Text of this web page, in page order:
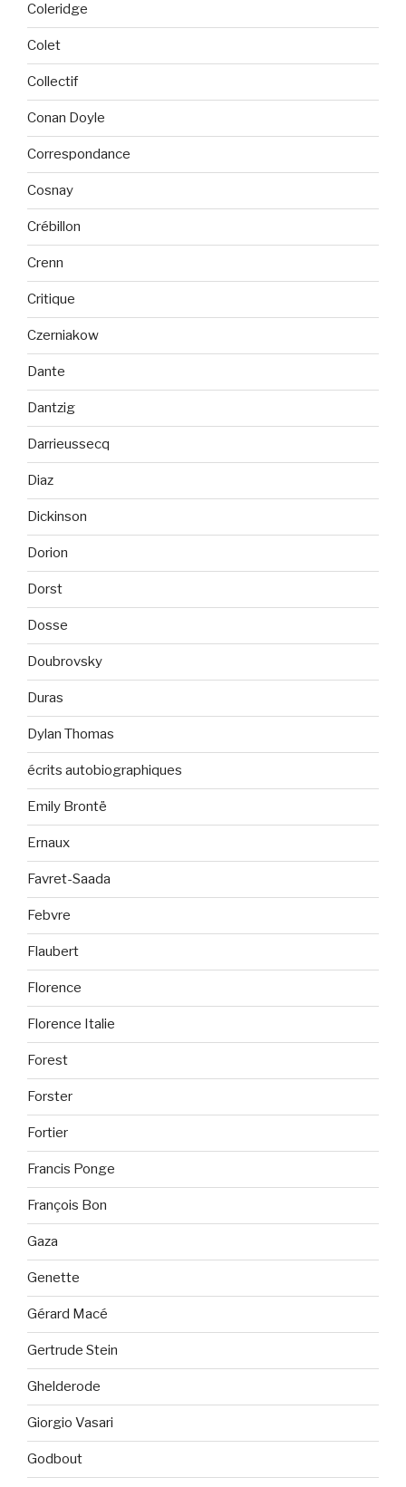
Coleridge
Colet
Collectif
Conan Doyle
Correspondance
Cosnay
Crébillon
Crenn
Critique
Czerniakow
Dante
Dantzig
Darrieussecq
Diaz
Dickinson
Dorion
Dorst
Dosse
Doubrovsky
Duras
Dylan Thomas
écrits autobiographiques
Emily Brontë
Ernaux
Favret-Saada
Febvre
Flaubert
Florence
Florence Italie
Forest
Forster
Fortier
Francis Ponge
François Bon
Gaza
Genette
Gérard Macé
Gertrude Stein
Ghelderode
Giorgio Vasari
Godbout